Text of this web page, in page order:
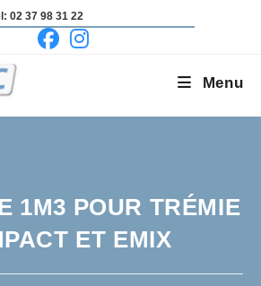
02 37 98 31 22
Menu
1M3 POUR TRÉMIE
ET EMIX